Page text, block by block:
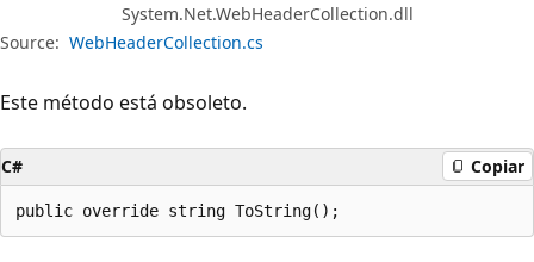
System.Net.WebHeaderCollection.dll
Source: WebHeaderCollection.cs
Este método está obsoleto.
C# Copiar
public override string ToString();